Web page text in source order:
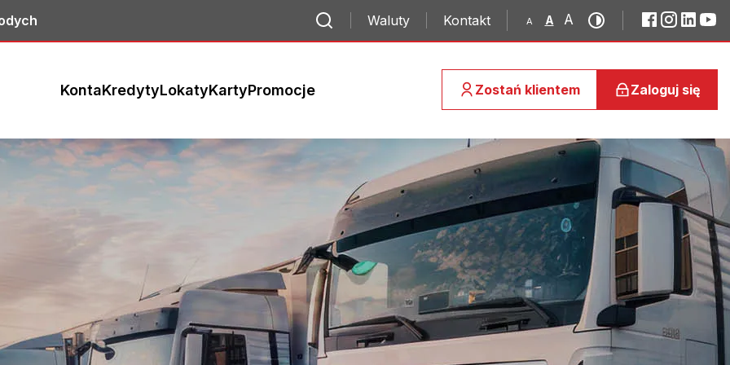
Waluty Kontakt A A A
KontaKredytyLokatyKartyPromocje Zostań klientem Zaloguj się